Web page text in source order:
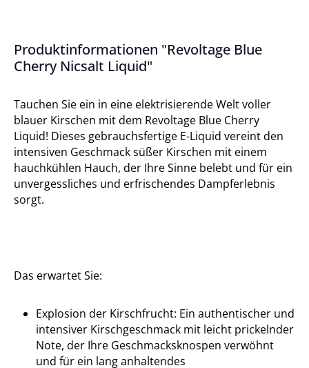
Produktinformationen "Revoltage Blue
Cherry Nicsalt Liquid"
Tauchen Sie ein in eine elektrisierende Welt voller
blauer Kirschen mit dem Revoltage Blue Cherry
Liquid! Dieses gebrauchsfertige E-Liquid vereint den
intensiven Geschmack süßer Kirschen mit einem
hauchkühlen Hauch, der Ihre Sinne belebt und für ein
unvergessliches und erfrischendes Dampferlebnis
sorgt.
Das erwartet Sie:
Explosion der Kirschfrucht: Ein authentischer und
intensiver Kirschgeschmack mit leicht prickelnder
Note, der Ihre Geschmacksknospen verwöhnt
und für ein lang anhaltendes